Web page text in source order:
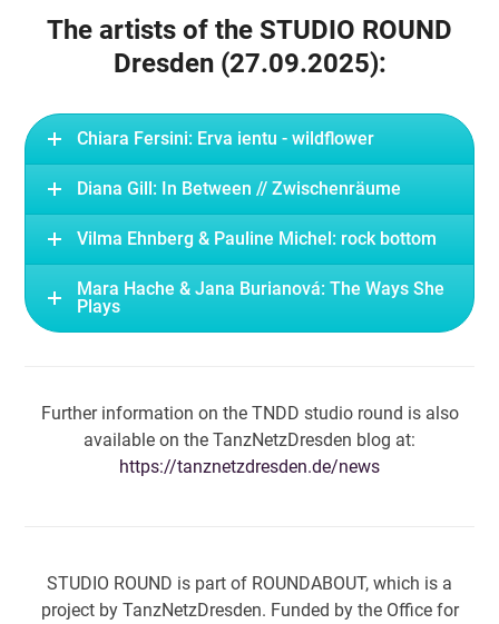
The artists of the STUDIO ROUND
Dresden (27.09.2025):
Chiara Fersini: Erva ientu - wildflower
Diana Gill: In Between // Zwischenräume
Vilma Ehnberg & Pauline Michel: rock bottom
Mara Hache & Jana Burianová: The Ways She
Plays
Further information on the TNDD studio round is also
available on the TanzNetzDresden blog at:
https://tanznetzdresden.de/news
STUDIO ROUND is part of ROUNDABOUT, which is a
project by TanzNetzDresden. Funded by the Office for